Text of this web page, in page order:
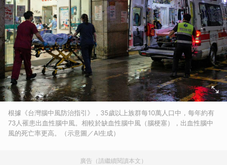
根據《台灣腦中風防治指引》，35歲以上族群每10萬人口中，每年約有
73人罹患出血性腦中風。相較於缺血性腦中風（腦梗塞），出血性腦中
風的死亡率更高。（示意圖／AI生成）
廣告（請繼續閱讀本文）